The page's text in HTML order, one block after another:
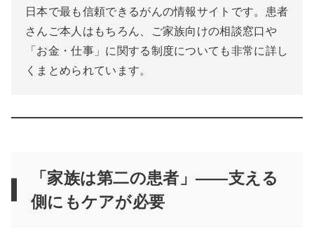
日本で最も信頼できるがんの情報サイトです。患者
さんご本人はもちろん、ご家族向けの相談窓口や
「お金・仕事」に関する制度についても非常に詳し
くまとめられています。
「家族は第二の患者」——支える
側にもケアが必要